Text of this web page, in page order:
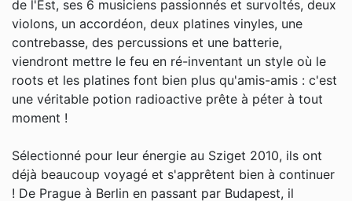
de l'Est, ses 6 musiciens passionnés et survoltés, deux
violons, un accordéon, deux platines vinyles, une
contrebasse, des percussions et une batterie,
viendront mettre le feu en ré-inventant un style où le
roots et les platines font bien plus qu'amis-amis : c'est
une véritable potion radioactive prête à péter à tout
moment !
Sélectionné pour leur énergie au Sziget 2010, ils ont
déjà beaucoup voyagé et s'apprêtent bien à continuer
! De Prague à Berlin en passant par Budapest, il